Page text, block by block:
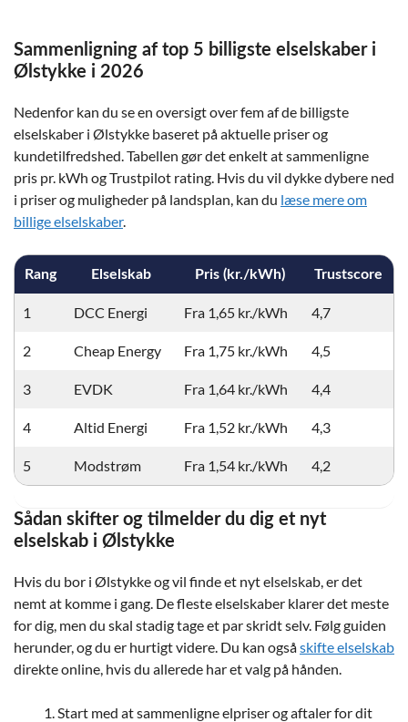
Sammenligning af top 5 billigste elselskaber i
Ølstykke i 2026
Nedenfor kan du se en oversigt over fem af de billigste
elselskaber i Ølstykke baseret på aktuelle priser og
kundetilfredshed. Tabellen gør det enkelt at sammenligne
pris pr. kWh og Trustpilot rating. Hvis du vil dykke dybere ned
i priser og muligheder på landsplan, kan du læse mere om
billige elselskaber.
Rang Elselskab Pris (kr./kWh) Trustscore
1 DCC Energi Fra 1,65 kr./kWh 4,7
2 Cheap Energy Fra 1,75 kr./kWh 4,5
3 EVDK Fra 1,64 kr./kWh 4,4
4 Altid Energi Fra 1,52 kr./kWh 4,3
5 Modstrøm Fra 1,54 kr./kWh 4,2
Sådan skifter og tilmelder du dig et nyt
elselskab i Ølstykke
Hvis du bor i Ølstykke og vil finde et nyt elselskab, er det
nemt at komme i gang. De fleste elselskaber klarer det meste
for dig, men du skal stadig tage et par skridt selv. Følg guiden
herunder, og du er hurtigt videre. Du kan ogsåskifte elselskab
direkte online, hvis du allerede har et valg på hånden.
Start med at sammenligne elpriser og aftaler for dit